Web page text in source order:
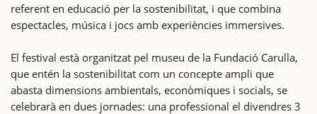
referent en educació per la sostenibilitat, i que combina
espectacles, música i jocs amb experiències immersives.
El festival està organitzat pel museu de la Fundació Carulla,
que entén la sostenibilitat com un concepte ampli que
abasta dimensions ambientals, econòmiques i socials, se
celebrarà en dues jornades: una professional el divendres 3